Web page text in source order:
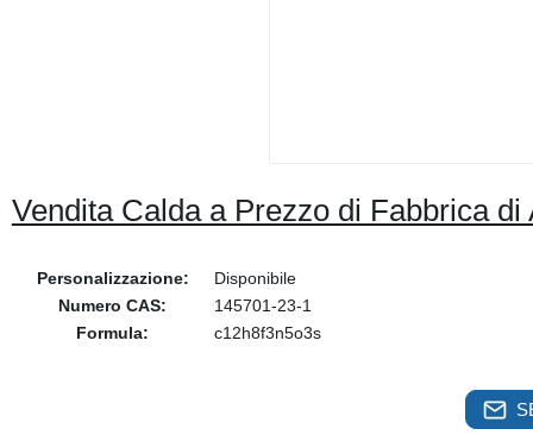
Vendita Calda a Prezzo di Fabbrica
Personalizzazione:
Disponibile
Numero CAS:
145701-23-1
Formula:
c12h8f3n5o3s